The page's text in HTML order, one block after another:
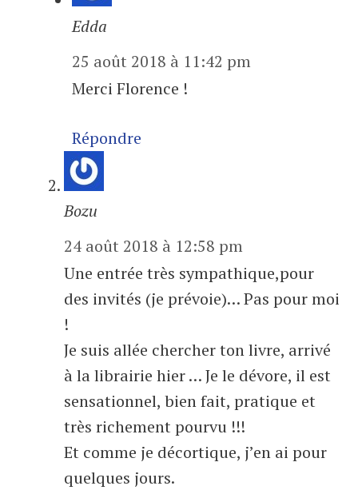
Edda
25 août 2018 à 11:42 pm
Merci Florence !
Répondre
Bozu
24 août 2018 à 12:58 pm
Une entrée très sympathique,pour
des invités (je prévoie)… Pas pour moi
!
Je suis allée chercher ton livre, arrivé
à la librairie hier … Je le dévore, il est
sensationnel, bien fait, pratique et
très richement pourvu !!!
Et comme je décortique, j’en ai pour
quelques jours.